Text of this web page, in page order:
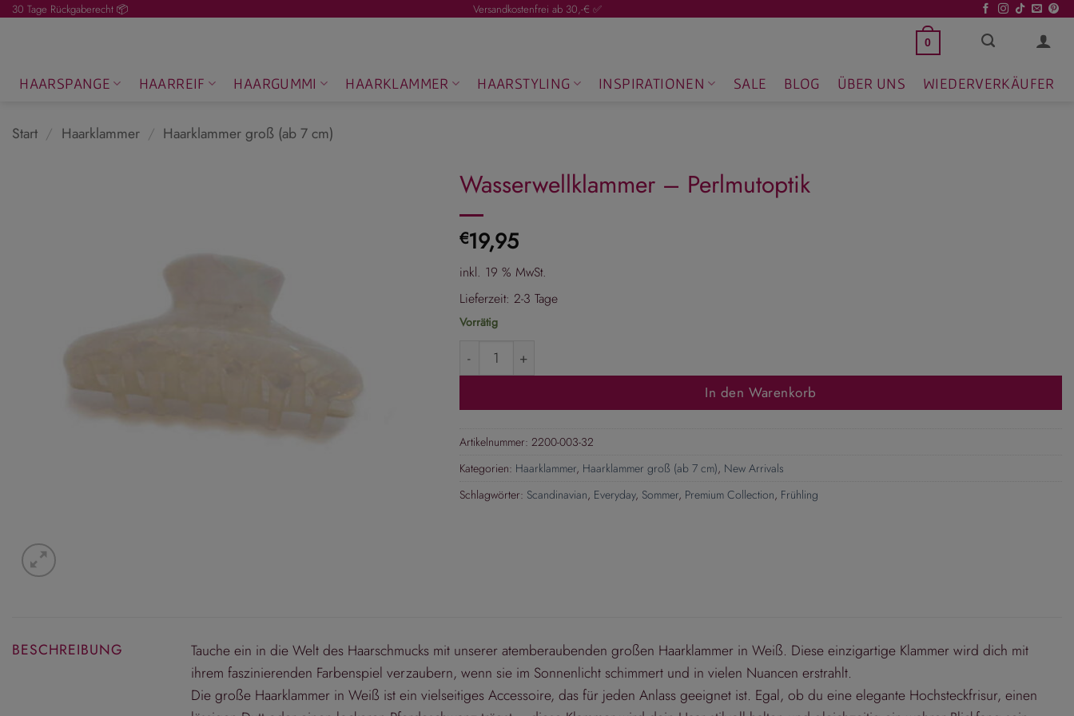
Zum30 Tage Rückgaberecht 📦 Versandkostenfrei ab 30,-€ ✅
0
HAARSPANGE HAARREIF HAARGUMMI HAARKLAMMER HAARSTYLING INSPIRATIONEN SALE BLOG ÜBER UNS WIEDERVERKÄUFER
Start / Haarklammer / Haarklammer groß (ab 7 cm)
Wasserwellklammer – Perlmutoptik
€19,95
inkl. 19 % MwSt.
Lieferzeit: 2-3 Tage
Vorrätig
Wasserwellklammer - Perlmutoptik Menge
In den Warenkorb
Artikelnummer: 2200-003-32
Kategorien: Haarklammer, Haarklammer groß (ab 7 cm), New Arrivals
Schlagwörter: Scandinavian, Everyday, Sommer, Premium Collection, Frühling
BESCHREIBUNG
Tauche ein in die Welt des Haarschmucks mit unserer atemberaubenden großen Haarklammer in Weiß. Diese einzigartige Klammer wird dich mit
ihrem faszinierenden Farbenspiel verzaubern, wenn sie im Sonnenlicht schimmert und in vielen Nuancen erstrahlt.
Die große Haarklammer in Weiß ist ein vielseitiges Accessoire, das für jeden Anlass geeignet ist. Egal, ob du eine elegante Hochsteckfrisur, einen